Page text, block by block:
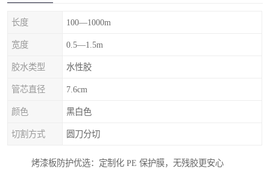
长度 100—1000m
宽度 0.5—1.5m
胶水类型 水性胶
管芯直径 7.6cm
颜色 黑白色
切割方式 圆刀分切
烤漆板防护优选：定制化 PE 保护膜，无残胶更安心